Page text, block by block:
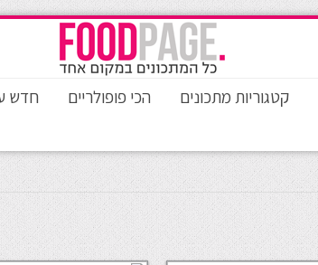
קטגוריות מתכונים הכי פופולריים חדש